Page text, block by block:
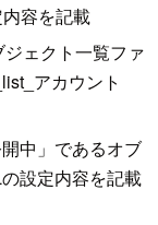
容を記載
ェクト一覧ファ
アカウント
中」であるオブ
設定内容を記載